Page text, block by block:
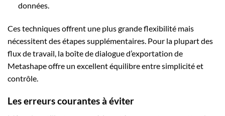
données.
Ces techniques offrent une plus grande flexibilité mais
nécessitent des étapes supplémentaires. Pour la plupart des
flux de travail, la boîte de dialogue d’exportation de
Metashape offre un excellent équilibre entre simplicité et
contrôle.
Les erreurs courantes à éviter